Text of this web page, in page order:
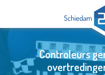
Controleurs